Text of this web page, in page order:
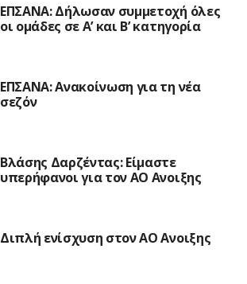
ΕΠΣΑΝΑ: Δήλωσαν συμμετοχή όλες
οι ομάδες σε Α’ και Β’ κατηγορία
ΕΠΣΑΝΑ: Ανακοίνωση για τη νέα
σεζόν
Βλάσης Δαρζέντας: Είμαστε
υπερήφανοι για τον ΑΟ Ανοιξης
Διπλή ενίσχυση στον ΑΟ Ανοιξης